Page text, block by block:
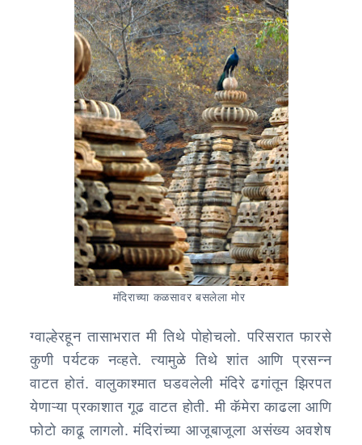
मंदिराच्या कळसावर बसलेला मोर
ग्वाल्हेरहून तासाभरात मी तिथे पोहोचलो. परिसरात फारसे
कुणी पर्यटक नव्हते. त्यामुळे तिथे शांत आणि प्रसन्न
वाटत होतं. वालुकाश्मात घडवलेली मंदिरे ढगांतून झिरपत
येणाऱ्या प्रकाशात गूढ वाटत होती. मी कॅमेरा काढला आणि
फोटो काढू लागलो. मंदिरांच्या आजूबाजूला असंख्य अवशेष